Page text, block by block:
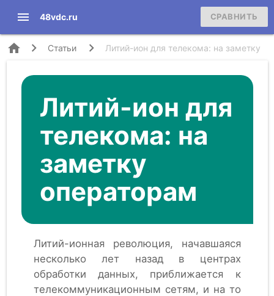
menu 48vdc.ru СРАВНИТЬ
home Статьи Литий-ион для телекома: на заметку
операторам
Литий-ион для
телекома: на
заметку
операторам
Литий-ионная революция, начавшаяся
несколько лет назад в центрах
обработки данных, приближается к
телекоммуникационным сетям, и на то